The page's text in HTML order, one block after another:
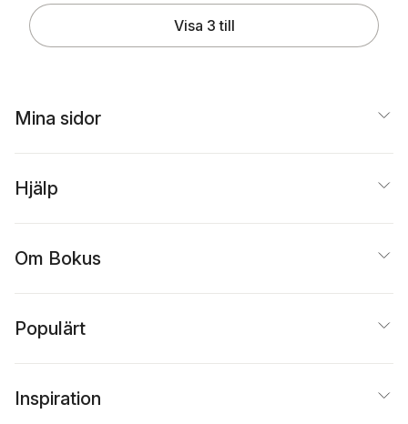
Visa 3 till
Mina sidor
Hjälp
Om Bokus
Populärt
Inspiration